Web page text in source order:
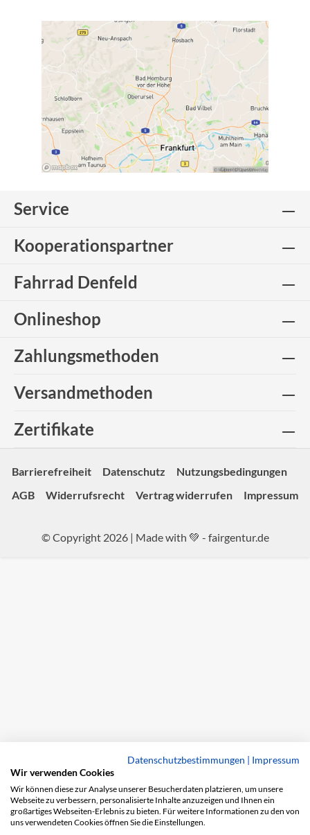
Service
Kooperationspartner
Fahrrad Denfeld
Onlineshop
Zahlungsmethoden
Versandmethoden
Zertifikate
Barrierefreiheit Datenschutz
Nutzungsbedingungen
AGB
Widerrufsrecht Vertrag widerrufen Impressum
© Copyright 2026 | Made with 💚 - fairgentur.de
Datenschutzbestimmungen | Impressum
Wir verwenden Cookies
Wir können diese zur Analyse unserer Besucherdaten platzieren, um unsere
Webseite zu verbessern, personalisierte Inhalte anzuzeigen und Ihnen ein
großartiges Webseiten-Erlebnis zu bieten. Für weitere Informationen zu den von
uns verwendeten Cookies öffnen Sie die Einstellungen.